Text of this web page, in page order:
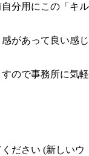
分用にこの「キル
があって良い感じ
ので事務所に気軽
ださい (新しいウ